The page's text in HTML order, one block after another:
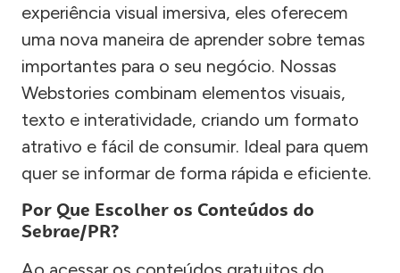
experiência visual imersiva, eles oferecem
uma nova maneira de aprender sobre temas
importantes para o seu negócio. Nossas
Webstories combinam elementos visuais,
texto e interatividade, criando um formato
atrativo e fácil de consumir. Ideal para quem
quer se informar de forma rápida e eficiente.
Por Que Escolher os Conteúdos do
Sebrae/PR?